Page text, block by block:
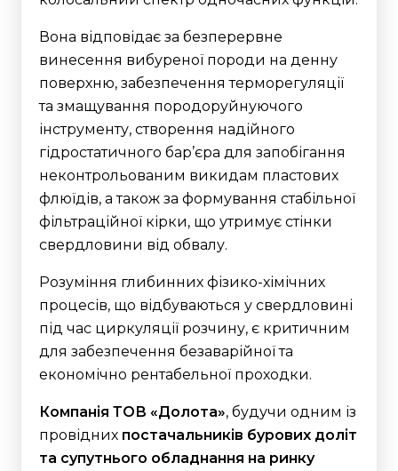
Вона відповідає за безперервне
винесення вибуреної породи на денну
поверхню, забезпечення терморегуляції
та змащування породоруйнуючого
інструменту, створення надійного
гідростатичного бар’єра для запобігання
неконтрольованим викидам пластових
флюїдів, а також за формування стабільної
фільтраційної кірки, що утримує стінки
свердловини від обвалу.
Розуміння глибинних фізико-хімічних
процесів, що відбуваються у свердловині
під час циркуляції розчину, є критичним
для забезпечення безаварійної та
економічно рентабельної проходки.
Компанія ТОВ «Долота», будучи одним із
провідних постачальників бурових доліт
та супутнього обладнання на ринку